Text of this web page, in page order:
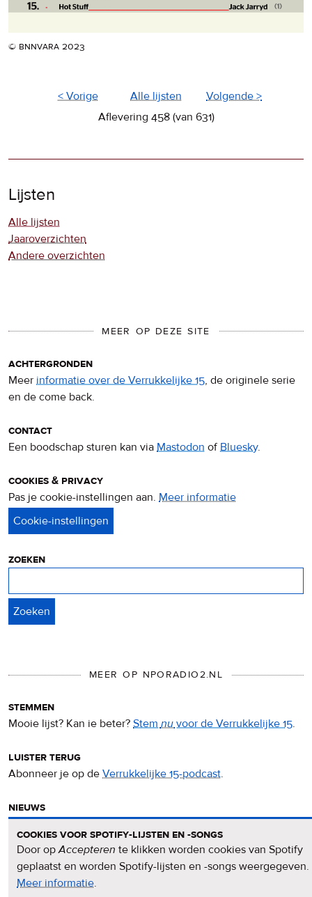
© bnnvara 2023
< Vorige Alle lijsten
Volgende >
Aflevering 458 (van 631)
Lijsten
Alle lijsten
Jaaroverzichten
Andere overzichten
MEER OP DEZE SITE
achtergronden
Meer informatie over de Verrukkelijke 15, de originele serie
en de come back.
contact
Een boodschap sturen kan via Mastodon of Bluesky.
cookies & privacy
Pas je cookie-instellingen aan. Meer informatie
zoeken
MEER OP NPORADIO2.NL
stemmen
Mooie lijst? Kan ie beter? Stem nu voor de Verrukkelijke 15.
luister terug
Abonneer je op de Verrukkelijke 15-podcast.
nieuws
HetVerrukkelijke 15-nieuwsop de NPO Radio 2-website.
nieuwsbrief
Meld je aan voor deVerrukkelijke 15-nieuwsbrief.
cookies voor spotify-lijsten en -songs
Door opAccepteren te klikken worden cookies van Spotify
geplaatst en worden Spotify-lijsten en -songs weergegeven.
Meer informatieover
.